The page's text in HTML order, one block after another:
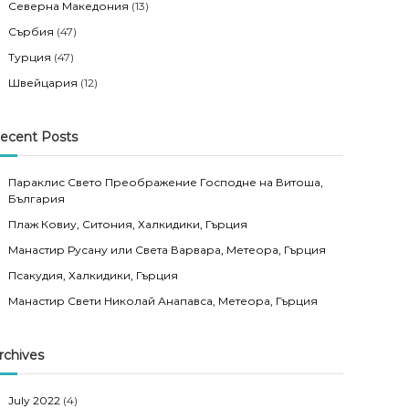
Северна Македония (13)
Сърбия (47)
Турция (47)
Швейцария (12)
Posts
Параклис Свето Преображение Господне на Витоша,
България
Плаж Ковиу, Ситония, Халкидики, Гърция
Манастир Русану или Света Варвара, Метеора, Гърция
Псакудия, Халкидики, Гърция
Манастир Свети Николай Анапавса, Метеора, Гърция
July 2022 (4)